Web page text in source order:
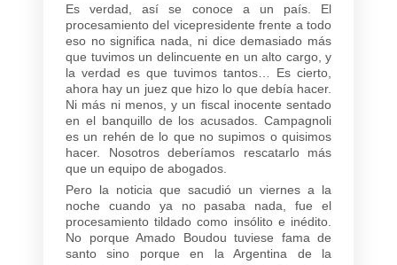
Es verdad, así se conoce a un país. El
procesamiento del vicepresidente frente a todo
eso no significa nada, ni dice demasiado más
que tuvimos un delincuente en un alto cargo, y
la verdad es que tuvimos tantos… Es cierto,
ahora hay un juez que hizo lo que debía hacer.
Ni más ni menos, y un fiscal inocente sentado
en el banquillo de los acusados. Campagnoli
es un rehén de lo que no supimos o quisimos
hacer. Nosotros deberíamos rescatarlo más
que un equipo de abogados.
Pero la noticia que sacudió un viernes a la
noche cuando ya no pasaba nada, fue el
procesamiento tildado como insólito e inédito.
No porque Amado Boudou tuviese fama de
santo sino porque en la Argentina de la